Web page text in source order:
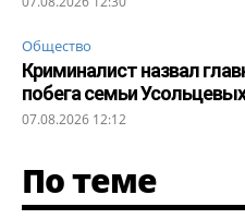
Общество
Криминалист назвал
побега семьи Усольцевых
07.08.2026 12:12
По теме